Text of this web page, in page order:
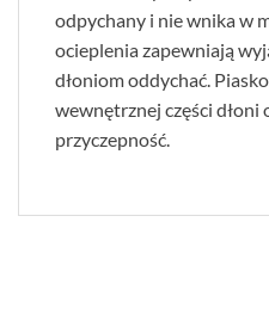
odpychany i nie wnika w
ocieplenia zapewniają
dłoniom oddychać.
wewnętrznej części
przyczepność.